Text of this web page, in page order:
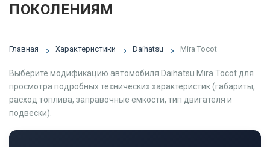
ПОКОЛЕНИЯМ
Главная Характеристики Daihatsu Mira Tocot
Выберите модификацию автомобиля Daihatsu Mira Tocot для
просмотра подробных технических характеристик (габариты,
расход топлива, заправочные емкости, тип двигателя и
подвески).